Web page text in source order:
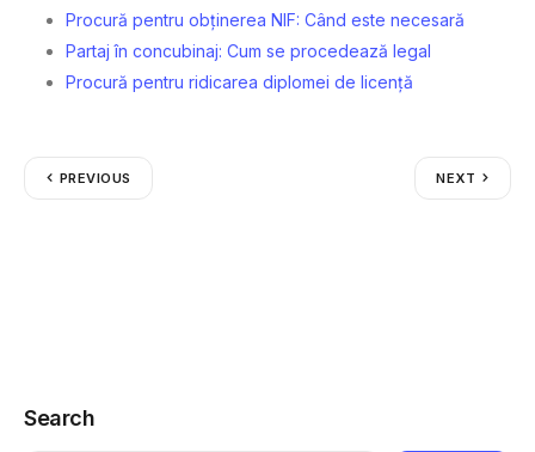
Procură pentru obținerea NIF: Când este necesară
Partaj în concubinaj: Cum se procedează legal
Procură pentru ridicarea diplomei de licență
PREVIOUS NEXT
Search